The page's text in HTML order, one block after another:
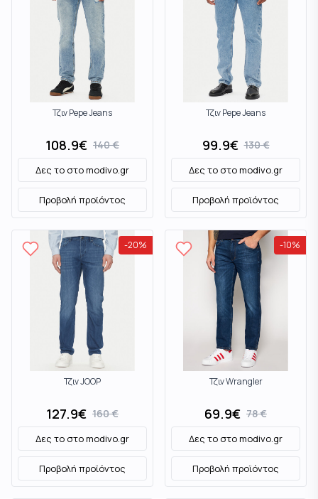
Τζιν Pepe Jeans
108.9€ 140€
Δες το στοmodivo.gr
Προβολή προϊόντος
Τζιν Pepe Jeans
99.9€ 130€
Δες το στοmodivo.gr
Προβολή προϊόντος
-20%
Τζιν JOOP
127.9€ 160€
Δες το στοmodivo.gr
Προβολή προϊόντος
-10%
Τζιν Wrangler
69.9€ 78€
Δες το στοmodivo.gr
Προβολή προϊόντος